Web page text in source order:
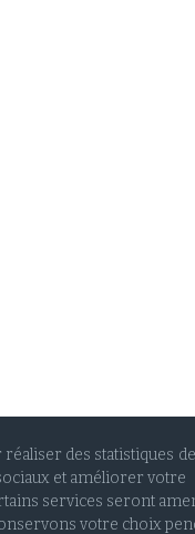
des statistiques
et améliorer votre
services seront
votre choix